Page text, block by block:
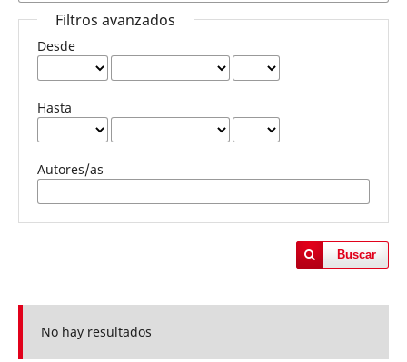
Filtros avanzados
Desde
Hasta
Autores/as
Buscar
No hay resultados